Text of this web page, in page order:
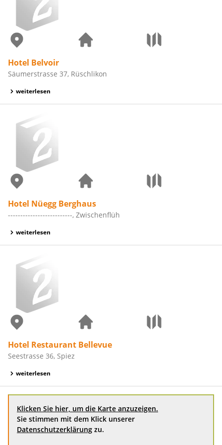
Hotel Belvoir
Säumerstrasse 37, Rüschlikon
weiterlesen
Hotel Nüegg Berghaus
--------------------------, Zwischenflüh
weiterlesen
Hotel Restaurant Bellevue
Seestrasse 36, Spiez
weiterlesen
Klicken Sie hier, um die Karte anzuzeigen.
Sie stimmen mit dem Klick unserer
Datenschutzerklärung zu.